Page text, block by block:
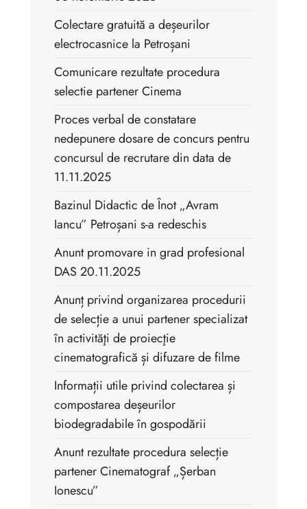
Colectare gratuită a deșeurilor
electrocasnice la Petroșani
Comunicare rezultate procedura
selectie partener Cinema
Proces verbal de constatare
nedepunere dosare de concurs pentru
concursul de recrutare din data de
11.11.2025
Bazinul Didactic de Înot „Avram
Iancu” Petroșani s-a redeschis
Anunt promovare in grad profesional
DAS 20.11.2025
Anunț privind organizarea procedurii
de selecție a unui partener specializat
în activităţi de proiecţie
cinematografică și difuzare de filme
Informații utile privind colectarea și
compostarea deșeurilor
biodegradabile în gospodării
Anunt rezultate procedura selecție
partener Cinematograf „Șerban
Ionescu”